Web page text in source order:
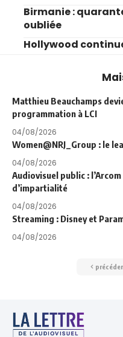
Birmanie :
oubliée
Hollywood
Matthieu Beauchamps
programmation à LCI
04/08/2026
Women@NRJ_Group : le
04/08/2026
Audiovisuel public :
d’impartialité
04/08/2026
Streaming : Disney et
04/08/2026